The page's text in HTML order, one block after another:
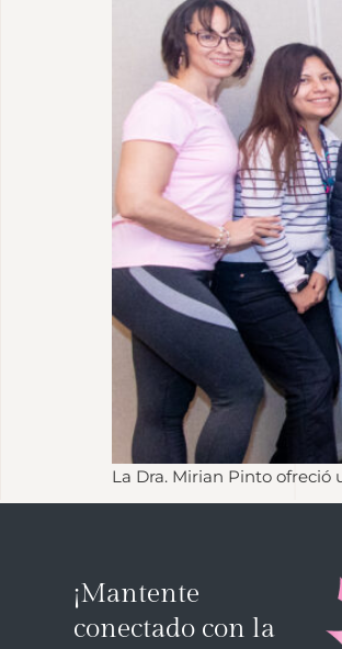
La Dra. Mirian Pinto ofreció
¡Mantente
conectado con la